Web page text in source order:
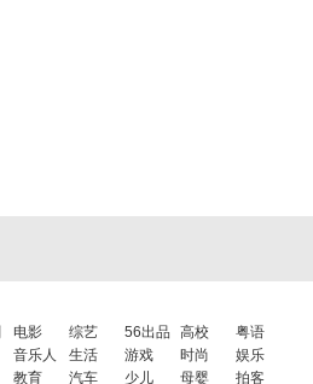
电影 综艺 56出品 高校
粤语
音乐人 生活 游戏 时尚
娱乐
教育 汽车 少儿 母婴 拍客